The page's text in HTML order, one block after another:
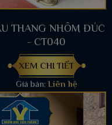
THANG NHÔM ĐÚC
- CT040
XEM CHI TIẾT
Giá bán: Liên hệ